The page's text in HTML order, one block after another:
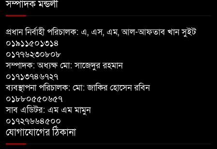
চাঁদাবাজির অভিযোগ, বাগাতিপাড়ার
ঐক্যজোটের বিক্ষোভ, প্রধানমন্ত্রীর
সম্পাদক মন্ডলী
প্রধান নির্বাহী পরিচালক: এ, এস, এম, আল-আফতাব খান সুইট
০১৯১১৫০১৩১৪
০১৭৭৬২৩০৮০৮
সম্পাদক: অধ্যক্ষ মো: সাজেদুর রহমান
০১৭১৩৭৪৬৭২৭
ব্যবস্থাপনা পরিচালক: মো: জাকির হোসেন রবিন
০১৮৮০৫৫০৬৫৭
সাব এডিটর: এম এম মামুন
০১৭২৭৬৬৪৫০০
যোগাযোগের ঠিকানা